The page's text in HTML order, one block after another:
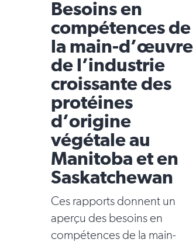
Besoins en
compétences de
la main-d’œuvre
de l’industrie
croissante des
protéines
d’origine
végétale au
Manitoba et en
Saskatchewan
Ces rapports donnent un
aperçu des besoins en
compétences de la main-